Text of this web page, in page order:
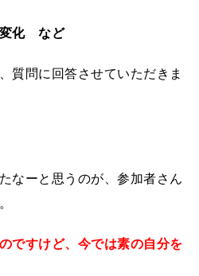
変化 など
質問に回答させていただきま
なーと思うのが、参加者さん
ですけど、今では素の自分を